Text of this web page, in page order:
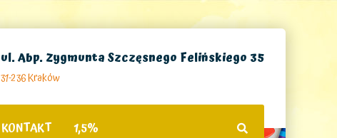
ul. Abp. Zygmunta Szczęsnego Felińskiego 35
31-236 Kraków
KONTAKT 1,5%